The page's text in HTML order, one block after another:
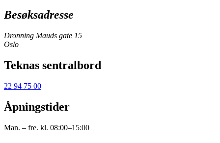
Besøksadresse
Dronning Mauds gate 15
Oslo
Teknas sentralbord
22 94 75 00
Åpningstider
Man. – fre. kl. 08:00–15:00